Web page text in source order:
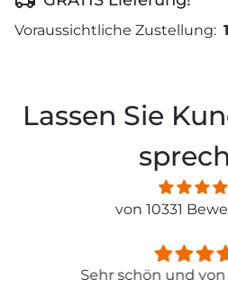
Voraussichtliche Zustellung:
Lassen Sie
von 10331
Sehr schön und